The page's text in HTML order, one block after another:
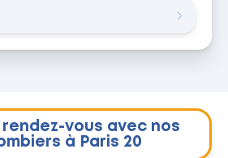
rendez-vous avec nos
à Paris 20